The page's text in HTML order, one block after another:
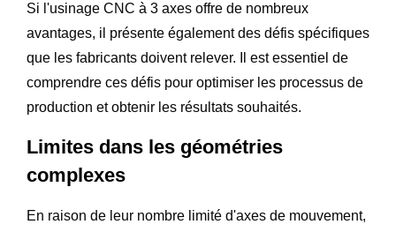
Si l'usinage CNC à 3 axes offre de nombreux
avantages, il présente également des défis spécifiques
que les fabricants doivent relever. Il est essentiel de
comprendre ces défis pour optimiser les processus de
production et obtenir les résultats souhaités.
Limites dans les géométries
complexes
En raison de leur nombre limité d'axes de mouvement,